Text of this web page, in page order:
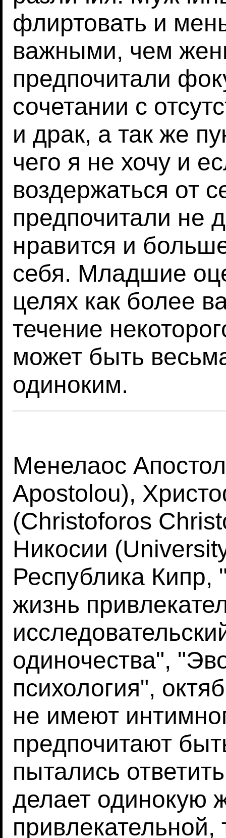
флиртовать и
важными, чем
предпочитали
сочетании с
и драк, а так же
чего я не хочу и
воздержаться от
предпочитали не
нравится и
себя. Младшие
целях как более
течение
может быть
одиноким.
Менелаос
Apostolou),
(Christoforos
Никосии
Республика Кипр,
жизнь
одиночества",
психология",
не имеют
предпочитают
пытались
делает одинокую
привлекательной,